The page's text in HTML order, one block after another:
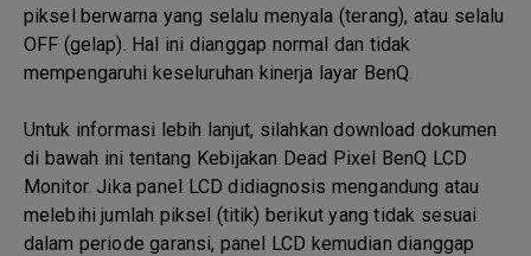
piksel berwarna yang selalu menyala (terang), atau selalu
OFF (gelap). Hal ini dianggap normal dan tidak
mempengaruhi keseluruhan kinerja layar BenQ.
Untuk informasi lebih lanjut, silahkan download dokumen
di bawah ini tentang Kebijakan Dead Pixel BenQ LCD
Monitor. Jika panel LCD didiagnosis mengandung atau
melebihi jumlah piksel (titik) berikut yang tidak sesuai
dalam periode garansi, panel LCD kemudian dianggap